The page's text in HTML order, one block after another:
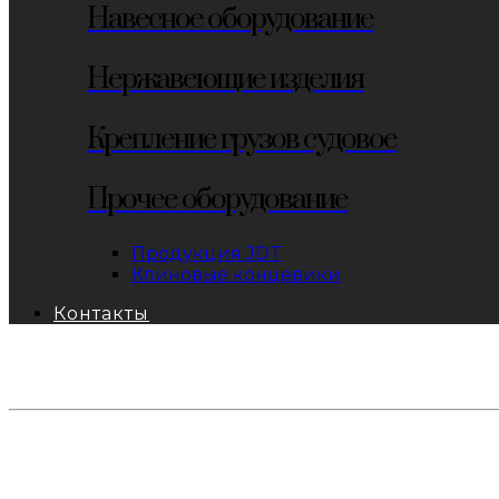
Навесное оборудование
Нержавеющие изделия
Крепление грузов судовое
Прочее оборудование
Продукция JDT
Клиновые концевики
Контакты